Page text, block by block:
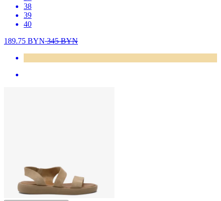
38
39
40
189.75 BYN345BYN